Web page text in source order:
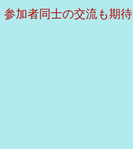
加者同士の交流も期待